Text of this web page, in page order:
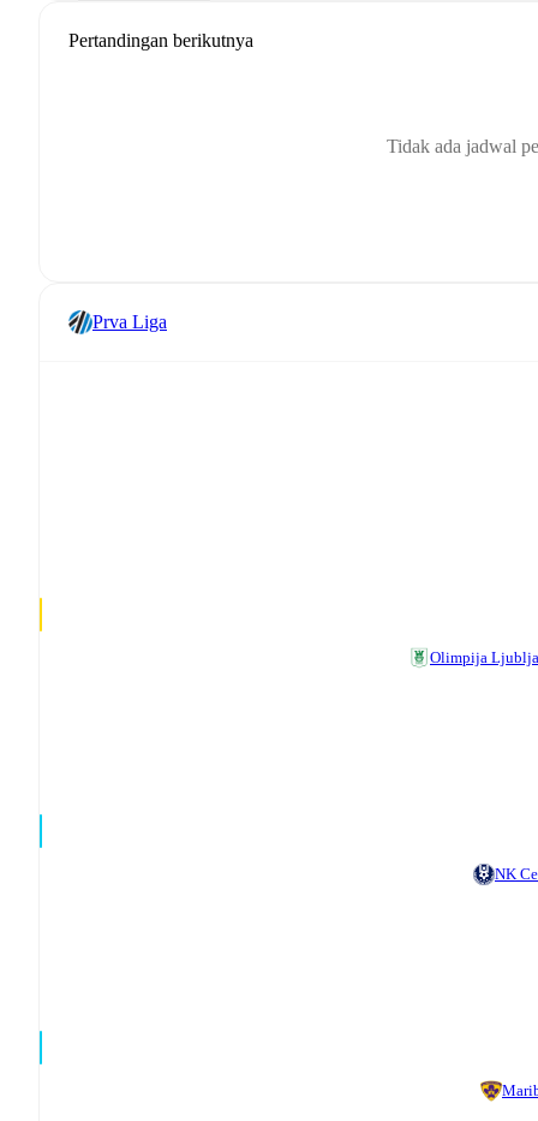
Pertandingan berikutnya
Tidak ada jadwal
Prva Liga
Olimpija
NK